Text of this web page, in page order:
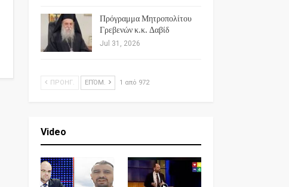
Πρόγραμμα Μητροπολίτου
Γρεβενών κ.κ. Δαβίδ
Jul 31, 2026
ΠΡΟΗΓ. ΕΠΌΜ. 1 από 972
Video